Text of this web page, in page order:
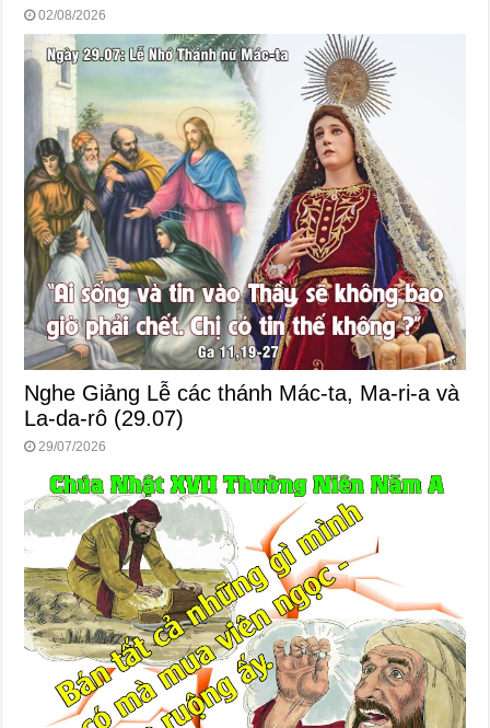
02/08/2026
Nghe Giảng Lễ các thánh Mác-ta, Ma-ri-a và
La-da-rô (29.07)
29/07/2026